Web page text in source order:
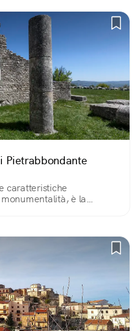
Pietrabbondante
caratteristiche
è la